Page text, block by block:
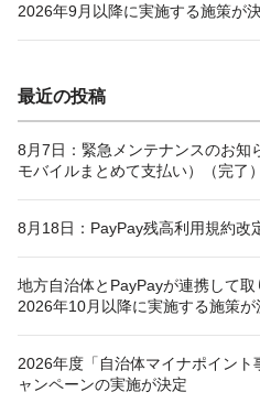
2026年9月以降に実施する施策が決
最近の投稿
8月7日：緊急メンテナンスのお知
モバイルまとめて支払い）（完了）
8月18日：PayPay残高利用規約改
地方自治体とPayPayが連携して取
2026年10月以降に実施する施策が
2026年度「自治体マイナポイント
ャンペーンの実施が決定